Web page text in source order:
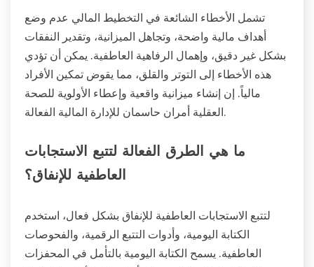
من خلال دمج هذه الممارسات، يمكن للأفراد تعزيز المرونة
ضد التوتر والقلق المالي، مما يؤدي في النهاية إلى تحسين
ما هي الأخطاء الشائعة التي يجب تجنبها في
التخطيط المالي؟
تشمل الأخطاء الشائعة في التخطيط المالي عدم وضع
أهداف مالية واضحة، وتجاهل الميزانية، وتقدير النفقات
بشكل غير دقيق، وإهمال الرفاهية العاطفية. يمكن أن تؤدي
مالياً. إن إنشاء ميزانية واقعية وإعطاء الأولوية للصحة
العقلية أمران حاسمان للإدارة المالية الفعالة.